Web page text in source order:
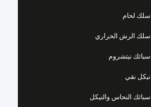
سلك لحام
سلك الرش الحراري
سبائك نيتشروم
نيكل نقي
سبائك النحاس والنيكل